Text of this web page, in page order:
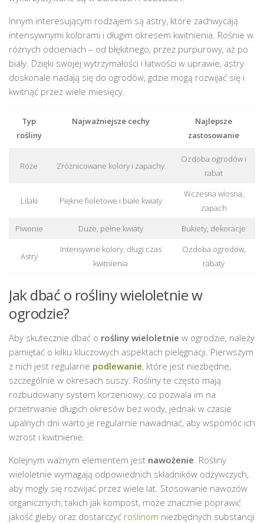
Innym interesującym rodzajem są astry, które zachwycają
intensywnymi kolorami i długim okresem kwitnienia. Rośnie w
różnych odcieniach – od błękitnego, przez purpurowy, aż po
biały. Dzięki swojej wytrzymałości i łatwości w uprawie, astry
doskonale nadają się do ogrodów, gdzie mogą rozwijać się i
kwitnąć przez wiele miesięcy.
Typ
rośliny
Najważniejsze cechy
Najlepsze
zastosowanie
Róże Zróżnicowane kolory i zapachy
Ozdoba ogrodów i
rabat
Lilaki Piękne fioletowe i białe kwiaty
Wczesna wiosna,
zapach
Piwonie
Duże, pełne kwiaty Bukiety, dekoracje
Astry
Intensywne kolory, długi czas
kwitnienia
Ozdoba ogrodów,
rabaty
Jak dbać o rośliny wieloletnie w
ogrodzie?
Aby skutecznie dbać o rośliny wieloletnie w ogrodzie, należy
pamiętać o kilku kluczowych aspektach pielęgnacji. Pierwszym
z nich jest regularne podlewanie, które jest niezbędne,
szczególnie w okresach suszy. Rośliny te często mają
rozbudowany system korzeniowy, co pozwala im na
przetrwanie długich okresów bez wody, jednak w czasie
upalnych dni warto je regularnie nawadniać, aby wspomóc ich
wzrost i kwitnienie.
Kolejnym ważnym elementem jest nawożenie . Rośliny
wieloletnie wymagają odpowiednich składników odżywczych,
aby mogły się rozwijać przez wiele lat. Stosowanie nawozów
organicznych, takich jak kompost, może znacznie poprawić
jakość gleby oraz dostarczyć roślinom niezbędnych substancji